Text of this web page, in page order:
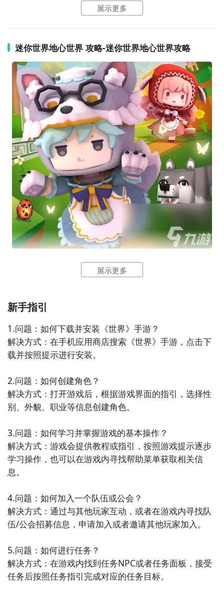
存 。潜水装备包括潜水镜、水下呼吸药水和水下耐力药
水。
2. 寻找水源 - 在附近找到一个湖泊或海洋，并确保水边
有足够大的洞口可以潜入。你也可以挖掘一个大洞，在
里面放入水源。
3. 前往海底世界 - 穿上潜水装备，跳入水中，你将自动
开始探索海底世界。记住要时刻观察你的血条和呼吸
条，以免在水下窒息。
探索别的世界
除了海底世界，你还可以探索许多其他有趣的世界。
1.下界- 下界是一个充满危险和宝藏的世界。你需要寻
找下界门并跳入其中，然后与下界生物战斗，并探索下
2. 末地 - 末地是一个神秘的世界，你可以通过激活
城堡，并获得
3. 散落的村庄和要塞 - 在 探险中，你还可能遇到散落的
村庄和要塞。这些地方有着丰富的资源和宝藏，你可以
与当地居民交易物品。
总结
探索《我的世界》的多个世界将会带给你无尽的乐趣和
冒险。前往海底世界和其他世界，记得始终保持警觉，
并做好充足的准备。祝你游戏愉快！
展示更多
迷你世界地心世界 攻略-迷你世界地心世界攻略
可以说是迷你世界中的一个创新模
式，这个模式中有许多不同的环节和难度供玩家选择。
家提高他们的游戏体验。
理解地下环境
地心世界的地下环境是非常有挑战性的。你常常需要创
造性地思考，如何在黑暗中找到你的方向，如何制造光
并实时调整你的策略，否则你可能会在地心世界中迷
失。
在地心世界中，你需要合理地使用你的工具来升级和修
复。例如，铁镐在挖矿时非常有效，骨灰可以用来治疗
伤口，铁锹又可以用来开凿土壤等。了解每个工具的
能和适当的使用时机，将帮助你在地心世界中更有效地
和队友合作
在多人模式中，你和队友的合作至关重要。你们可能需
们可以更好地分工合作，从而更快地适应地心世界的环
境。
展示更多
新手指引
1.问题：如何下载并安装《世界》手游？
解决方式：在手机应用商店搜索《世界》手游，点击下
载并按照提示进行安装。
2.问题：如何创建角色？
解决方式：打开游戏后，根据游戏界面的指引，选择性
别、外貌、职业等信息创建角色。
3.问题：如何学习并掌握游戏的基本操作？
解决方式：游戏会提供教程或指引，按照游戏提示逐步
学习操作，也可以在游戏内寻找帮助菜单获取相关信
息。
4.问题：如何加入一个队伍或公会？
解决方式：通过与其他玩家互动，或者在游戏内寻找队
伍/公会招募信息，申请加入或者邀请其他玩家加入。
5.问题：如何进行任务？
解决方式：在游戏内找到任务NPC或者任务面板，接受
任务后按照任务指引完成对应的任务目标。